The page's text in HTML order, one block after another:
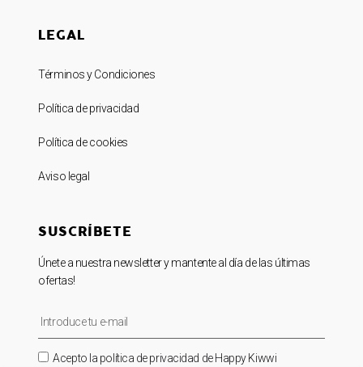
LEGAL
Términos y Condiciones
Política de privacidad
Política de cookies
Aviso legal
SUSCRÍBETE
Únete a nuestra newsletter y mantente al día de las últimas
ofertas!
Acepto la política de privacidad de Happy Kiwwi